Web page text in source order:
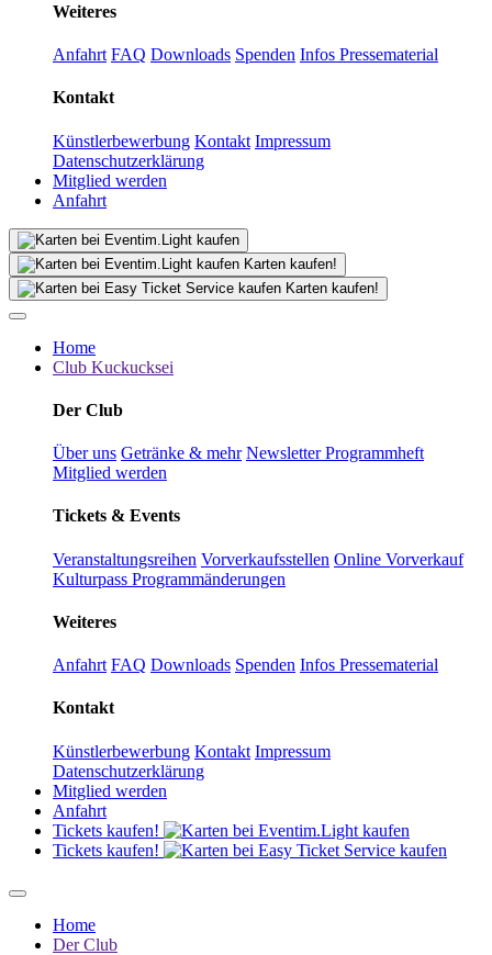
Weiteres
Anfahrt FAQ Downloads Spenden Infos Pressematerial
Kontakt
Künstlerbewerbung Kontakt Impressum
Datenschutzerklärung
Mitglied werden
Anfahrt
Karten kaufen!
Karten kaufen!
Home
Club Kuckucksei
Der Club
Über uns Getränke & mehr NewsletterProgrammheft
Mitglied werden
Tickets & Events
Veranstaltungsreihen Vorverkaufsstellen Online Vorverkauf
Kulturpass Programmänderungen
Weiteres
Anfahrt FAQ Downloads Spenden Infos Pressematerial
Kontakt
Künstlerbewerbung Kontakt Impressum
Datenschutzerklärung
Mitglied werden
Anfahrt
Tickets kaufen!
Tickets kaufen!
Home
Der Club